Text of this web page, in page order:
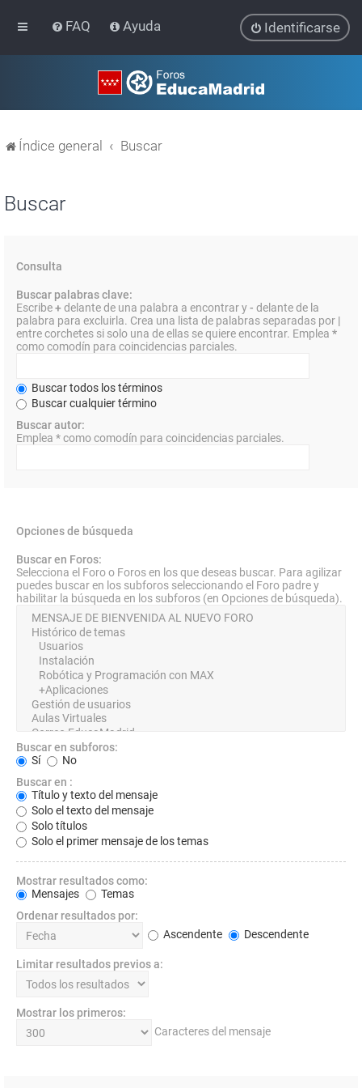
FAQ Ayuda Identificarse
Índice general Buscar
Buscar
Consulta
Buscar palabras clave:
Escribe+delante de una palabra a encontrar y- delante de la
palabra para excluirla. Crea una lista de palabras separadas por |
entre corchetes si solo una de ellas se quiere encontrar. Emplea *
como comodín para coincidencias parciales.
Buscar todos los términos
Buscar cualquier término
Buscar autor:
Emplea * como comodín para coincidencias parciales.
Opciones de búsqueda
Buscar en Foros:
Selecciona el Foro o Foros en los que deseas buscar. Para agilizar
puedes buscar en los subforos seleccionando el Foro padre y
habilitar la búsqueda en los subforos (en Opciones de búsqueda).
Buscar en subforos:
Sí
No
Buscar en :
Título y texto del mensaje
Solo el texto del mensaje
Solo títulos
Solo el primer mensaje de los temas
Mostrar resultados como:
Mensajes
Temas
Ordenar resultados por:
Ascendente
Descendente
Limitar resultados previos a:
Mostrar los primeros:
Caracteres del mensaje